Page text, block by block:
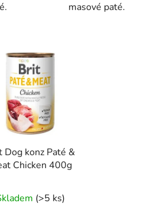
masové paté.
Dog konz Paté &
Chicken 400g
(>5 ks)